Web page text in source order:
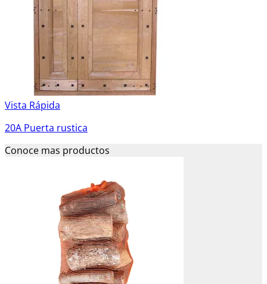
Vista Rápida
20A Puerta rustica
Conoce mas productos